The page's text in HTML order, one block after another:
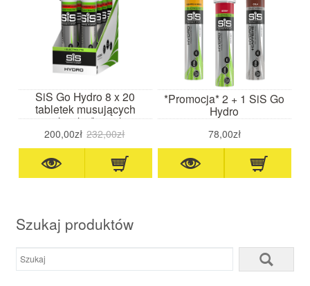
SiS Go Hydro 8 x 20
tabletek musujących
truskawka/limonka
200,00zł 232,00zł
*Promocja* 2 + 1 SiS Go
Hydro
78,00zł
Szukaj produktów